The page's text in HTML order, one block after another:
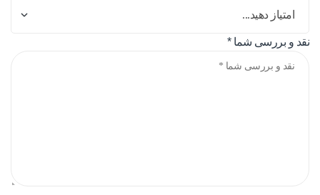
نقد و بررسی شما*